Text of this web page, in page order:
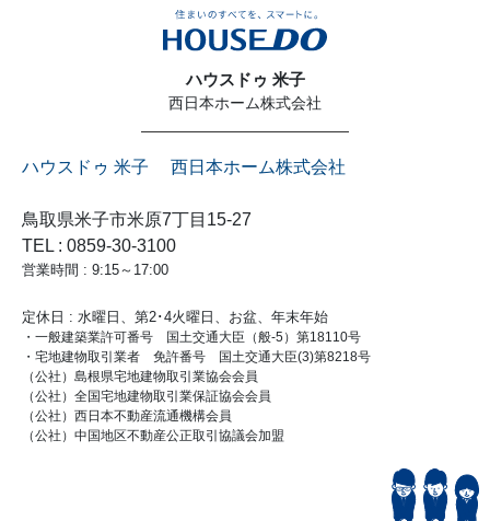
ハウスドゥ 米子
西日本ホーム株式会社
ハウスドゥ 米子 西日本ホーム株式会社
鳥取県米子市米原7丁目15-27
TEL : 0859-30-3100
営業時間 : 9:15～17:00
定休日 : 水曜日、第2･4火曜日、お盆、年末年始
・一般建築業許可番号 国土交通大臣（般-5）第18110号
・宅地建物取引業者 免許番号 国土交通大臣(3)第8218号
（公社）島根県宅地建物取引業協会会員
（公社）全国宅地建物取引業保証協会会員
（公社）西日本不動産流通機構会員
（公社）中国地区不動産公正取引協議会加盟